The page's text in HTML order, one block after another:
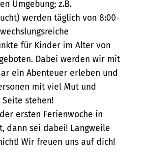
Umgebung; z.B.
werden täglich von 8:00-
für Kinder im Alter von
Dabei werden wir mit
ein Abenteuer erleben und
mit viel Mut und
Seite stehen!
ersten Ferienwoche in
dann sei dabei! Langweile
Wir freuen uns auf dich!